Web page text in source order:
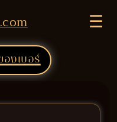
☰
องเบอร์